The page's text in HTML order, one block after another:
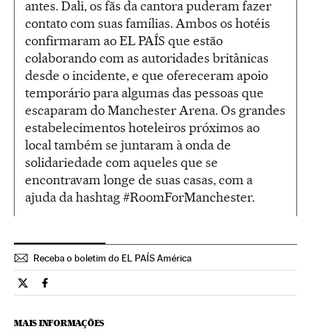
antes. Dali, os fãs da cantora puderam fazer
contato com suas famílias. Ambos os hotéis
confirmaram ao EL PAÍS que estão
colaborando com as autoridades britânicas
desde o incidente, e que ofereceram apoio
temporário para algumas das pessoas que
escaparam do Manchester Arena. Os grandes
estabelecimentos hoteleiros próximos ao
local também se juntaram à onda de
solidariedade com aqueles que se
encontravam longe de suas casas, com a
ajuda da hashtag #RoomForManchester.
Receba o boletim do EL PAÍS América
Tecnologia El País Brasil en Twitter
Tecnologia El País Brasil en Facebook
MAIS INFORMAÇÕES